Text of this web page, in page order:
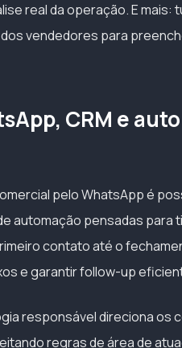
real da operação. E mais:
vendedores para
CRM e
pelo WhatsApp é
automação pensadas para
contato até o
e garantir follow-up
responsável direciona os
regras de área de